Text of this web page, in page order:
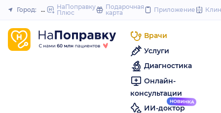
to
Закрыть
Город: МоскваНаПоправку
Плюс
Подарочная
карта
Приложение
Врачи
Услуги
Диагностика
Онлайн-
консультации
ИИ-доктор